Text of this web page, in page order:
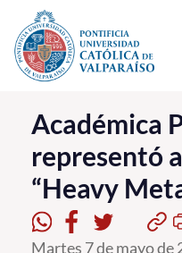
Click acá para ir
La Universidad
Investigación, Creación
PUCV Internacional
Vinculación con el
Académica
representó
“Heavy
Martes 7 de mayo de